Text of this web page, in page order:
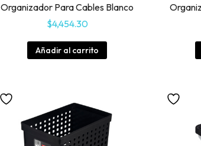
Organizador Para Cables Blanco
$4,454.30
Añadir al carrito